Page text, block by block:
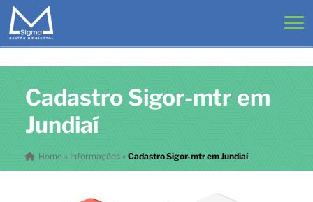
Cadastro Sigor-mtr em
Jundiaí
Home» Informações » Cadastro Sigor-mtr em Jundiaí